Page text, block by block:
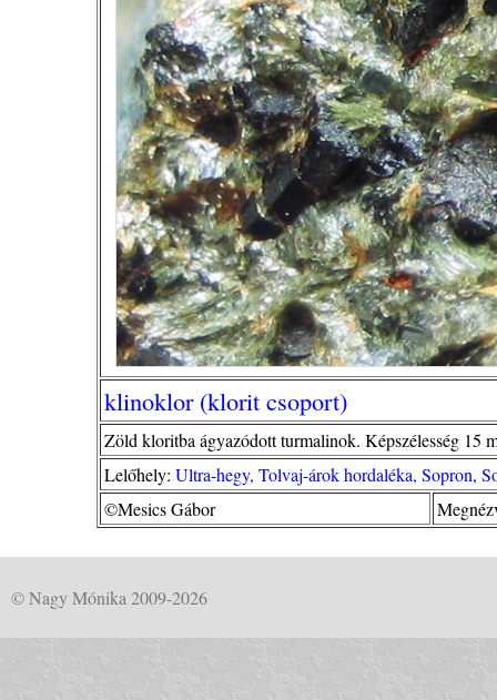
klinoklor (klorit csoport)
Zöld kloritba ágyazódott turmalinok. Képszélesség 15
Lelőhely: Ultra-hegy, Tolvaj-árok hordaléka, Sopron,
©Mesics Gábor
© Nagy Mónika 2009-2026